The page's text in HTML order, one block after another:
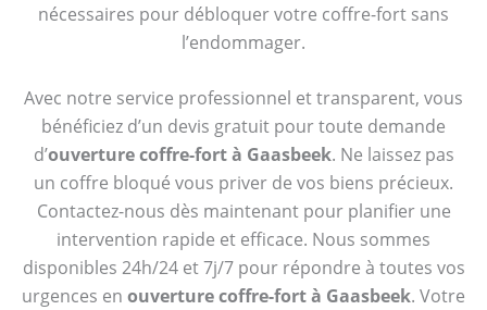
nécessaires pour débloquer votre coffre-fort sans
l’endommager.
Avec notre service professionnel et transparent, vous
bénéficiez d’un devis gratuit pour toute demande
d’ouverture coffre-fort à Gaasbeek. Ne laissez pas
un coffre bloqué vous priver de vos biens précieux.
Contactez-nous dès maintenant pour planifier une
intervention rapide et efficace. Nous sommes
disponibles 24h/24 et 7j/7 pour répondre à toutes vos
urgences en ouverture coffre-fort à Gaasbeek. Votre